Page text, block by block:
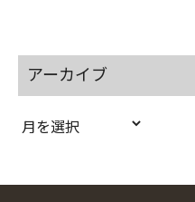
アーカイブ
ア